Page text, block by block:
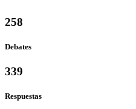
258
Debates
339
Respuestas